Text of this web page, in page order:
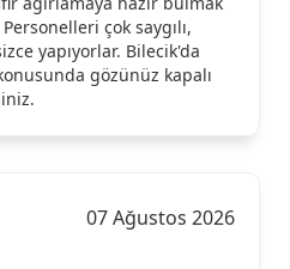
çok saygılı,
yapıyorlar. Bilecik'da
gözünüz kapalı
07 Ağustos 2026